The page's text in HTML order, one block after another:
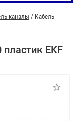
каналы / Кабель-
EKF